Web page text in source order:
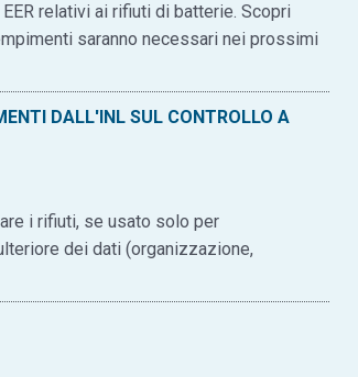
relativi ai rifiuti di batterie. Scopri
saranno necessari nei prossimi
DALL'INL SUL CONTROLLO A
i rifiuti, se usato solo per
dei dati (organizzazione,